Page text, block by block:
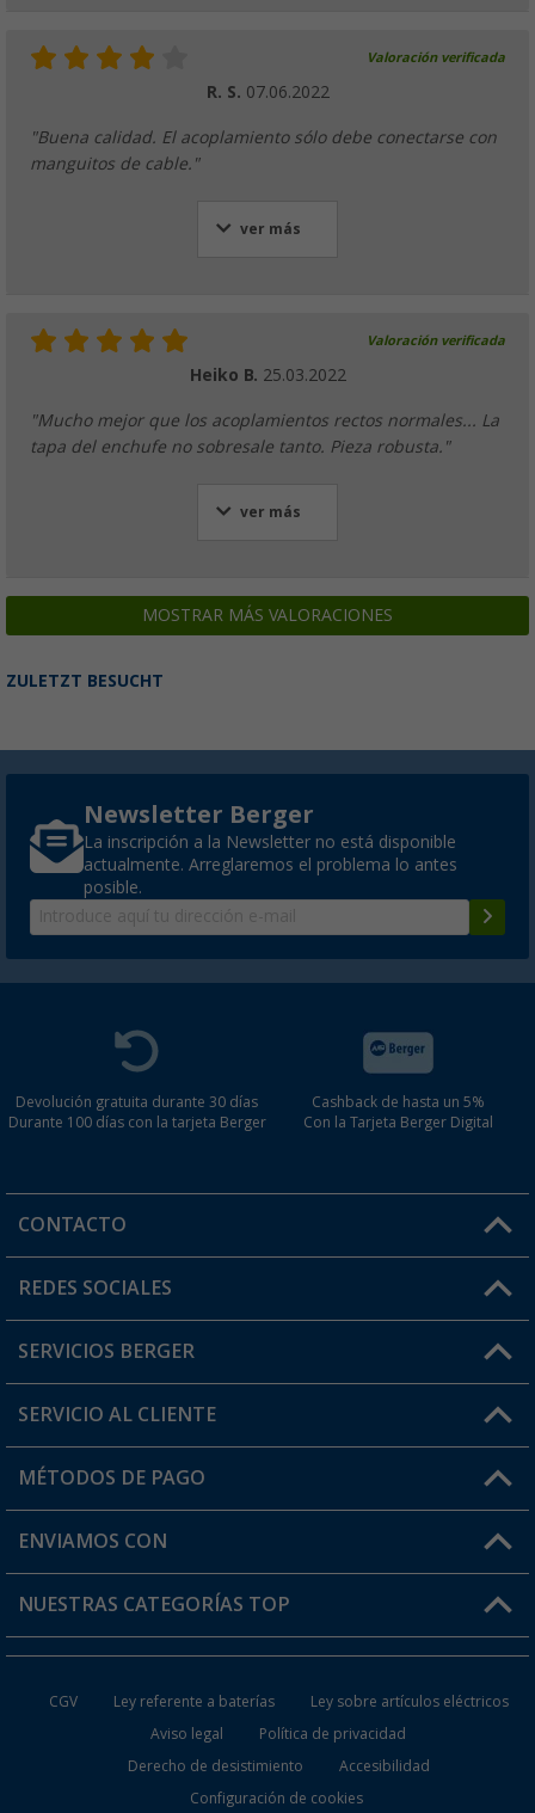
Valoración verificada
R. S. 07.06.2022
"Buena calidad. El acoplamiento sólo debe conectarse con
manguitos de cable."
ver más
Valoración verificada
Heiko B. 25.03.2022
"Mucho mejor que los acoplamientos rectos normales... La
tapa del enchufe no sobresale tanto. Pieza robusta."
ver más
MOSTRAR MÁS VALORACIONES
ZULETZT BESUCHT
Newsletter Berger
La inscripción a la Newsletter no está disponible
actualmente. Arreglaremos el problema lo antes
posible.
Devolución gratuita durante 30 días
Durante 100 días con la tarjeta Berger
Cashback de hasta un 5%
Con la Tarjeta Berger Digital
CONTACTO
Horario de atención al cliente:
¿Tienes alguna duda?
REDES SOCIALES
SERVICIOS BERGER
Conviértete en distribuidor
Mi cuenta
Tarjeta Berger Digital
SERVICIO AL CLIENTE
FAQ y Contacto
Información de envío
¿Dónde está mi pedido?
MÉTODOS DE PAGO
ENVIAMOS CON
NUESTRAS CATEGORÍAS TOP
Muebles de Camping
CGV Ley referente a baterías
Ley sobre artículos eléctricos
Aviso legal
Política de privacidad
Derecho de desistimiento
Accesibilidad
Configuración de cookies